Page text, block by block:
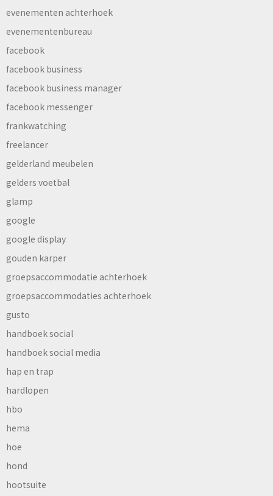
evenementen achterhoek
evenementenbureau
facebook
facebook business
facebook business manager
facebook messenger
frankwatching
freelancer
gelderland meubelen
gelders voetbal
glamp
google
google display
gouden karper
groepsaccommodatie achterhoek
groepsaccommodaties achterhoek
gusto
handboek social
handboek social media
hap en trap
hardlopen
hbo
hema
hoe
hond
hootsuite